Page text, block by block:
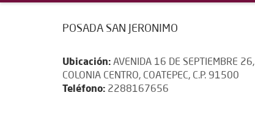
POSADA SAN JERONIMO
Ubicación: AVENIDA 16 DE SEPTIEMBRE 26,
COLONIA CENTRO, COATEPEC, C.P. 91500
Teléfono: 2288167656